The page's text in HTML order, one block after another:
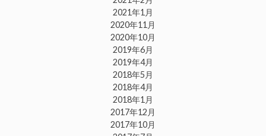
2021年1月
2020年11月
2020年10月
2019年6月
2019年4月
2018年5月
2018年4月
2018年1月
2017年12月
2017年10月